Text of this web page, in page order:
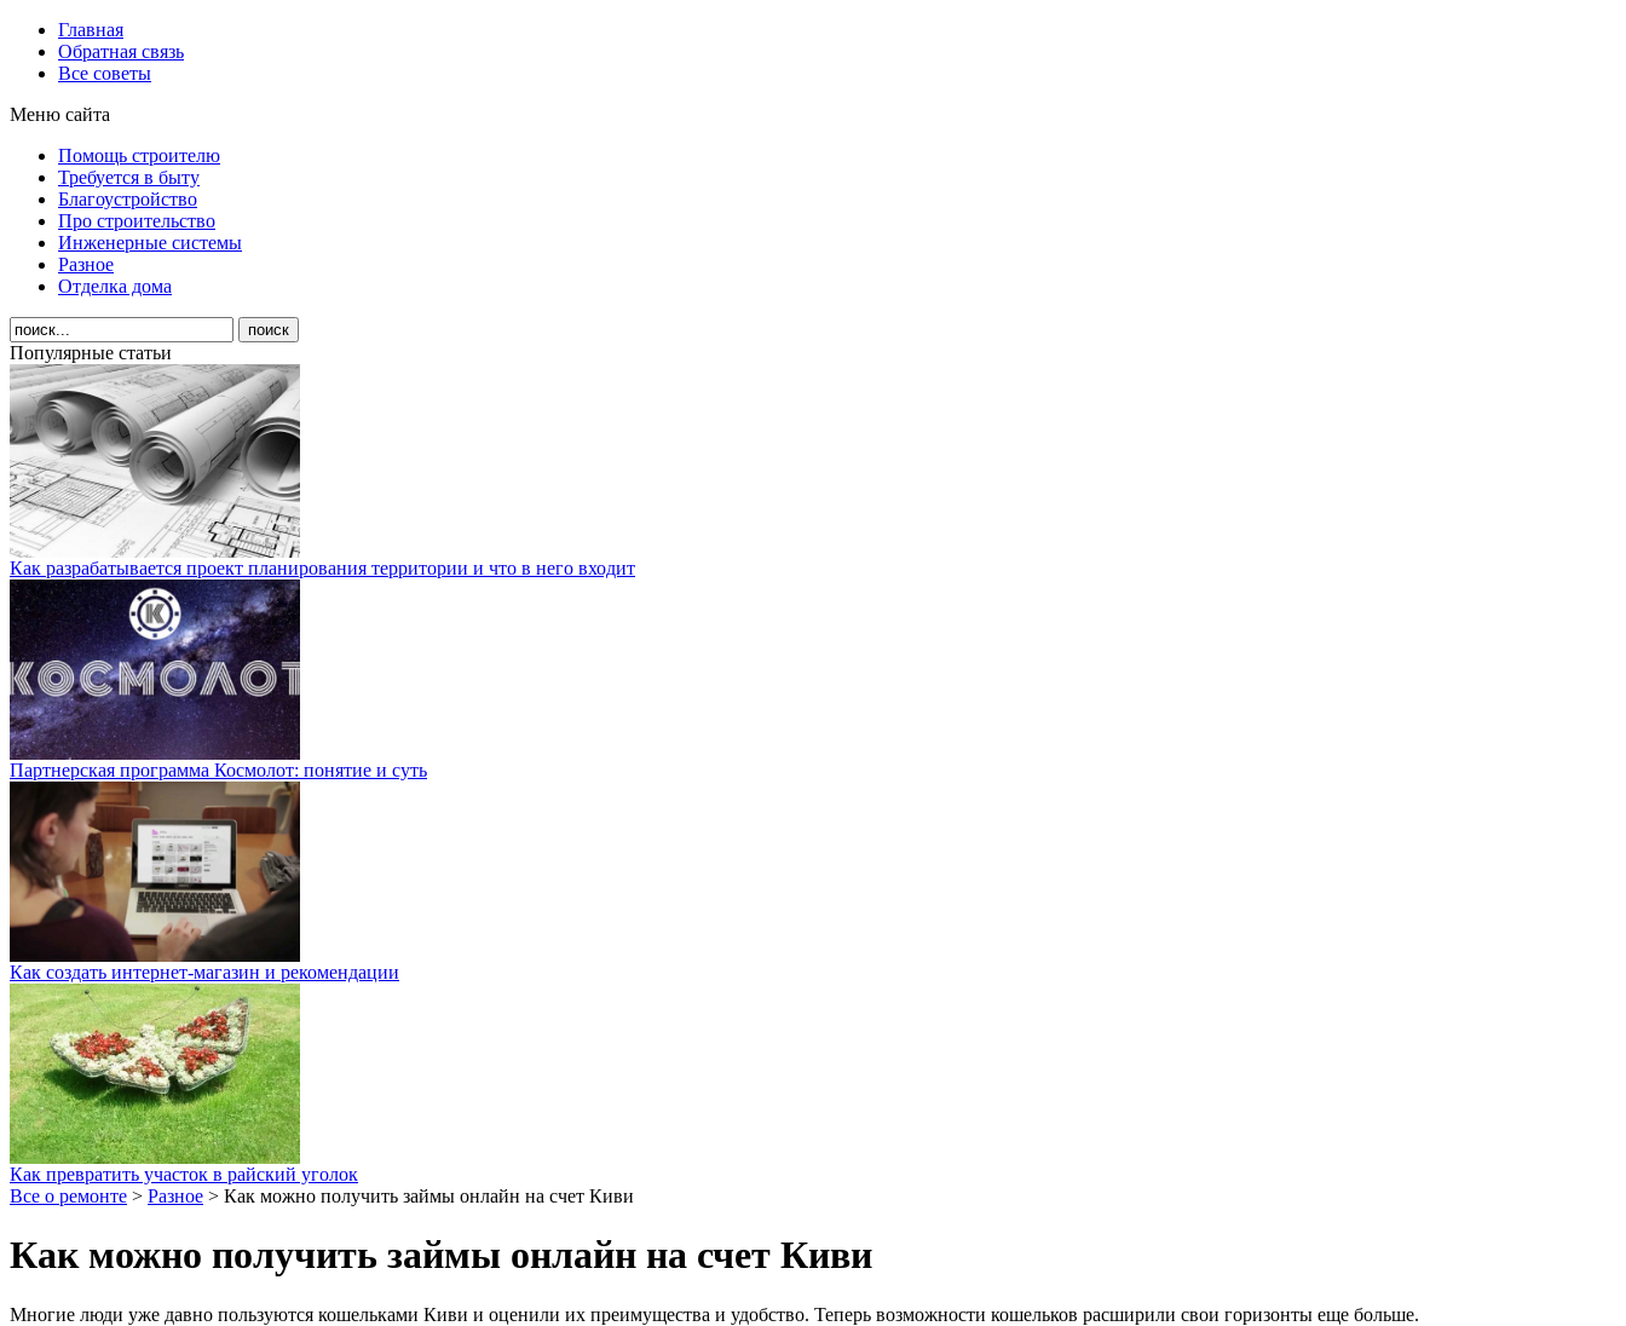
Главная
Обратная связь
Все советы
Меню сайта
Помощь строителю
Требуется в быту
Благоустройство
Про строительство
Инженерные системы
Разное
Отделка дома
Популярные статьи
Как разрабатывается проект планирования территории и что в него входит
Партнерская программа Космолот: понятие и суть
Как создать интернет-магазин и рекомендации
Как превратить участок в райский уголок
Все о ремонте > Разное > Как можно получить займы онлайн на счет Киви
Как можно получить займы онлайн на счет Киви
Многие люди уже давно пользуются кошельками Киви и оценили их преимущества и удобство. Теперь возможности кошельков расширили свои горизонты еще больше.